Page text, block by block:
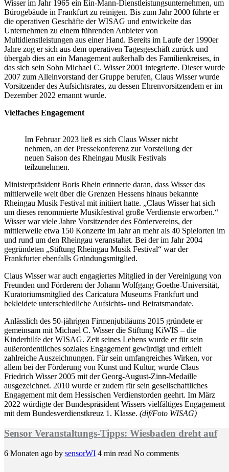
Wisser im Jahr 1965 ein Ein-Mann-Dienstleistungsunternehmen, um
Bürogebäude in Frankfurt zu reinigen. Bis zum Jahr 2000 führte er
die operativen Geschäfte der WISAG und entwickelte das
Unternehmen zu einem führenden Anbieter von
Multidienstleistungen aus einer Hand. Bereits im Laufe der 1990er
Jahre zog er sich aus dem operativen Tagesgeschäft zurück und
übergab dies an ein Management außerhalb des Familienkreises, in
das sich sein Sohn Michael C. Wisser 2001 integrierte. Dieser wurde
2007 zum Alleinvorstand der Gruppe berufen, Claus Wisser wurde
Vorsitzender des Aufsichtsrates, zu dessen Ehrenvorsitzendem er im
Dezember 2022 ernannt wurde.
Vielfaches Engagement
Im Februar 2023 ließ es sich Claus Wisser nicht
nehmen, an der Pressekonferenz zur Vorstellung der
neuen Saison des Rheingau Musik Festivals
teilzunehmen.
Ministerpräsident Boris Rhein erinnerte daran, dass Wisser das
mittlerweile weit über die Grenzen Hessens hinaus bekannte
Rheingau Musik Festival mit initiiert hatte. „Claus Wisser hat sich
um dieses renommierte Musikfestival große Verdienste erworben.“
Wisser war viele Jahre Vorsitzender des Fördervereins, der
mittlerweile etwa 150 Konzerte im Jahr an mehr als 40 Spielorten im
und rund um den Rheingau veranstaltet. Bei der im Jahr 2004
gegründeten „Stiftung Rheingau Musik Festival“ war der
Frankfurter ebenfalls Gründungsmitglied.
Claus Wisser war auch engagiertes Mitglied in der Vereinigung von
Freunden und Förderern der Johann Wolfgang Goethe-Universität,
Kuratoriumsmitglied des Caricatura Museums Frankfurt und
bekleidete unterschiedliche Aufsichts- und Beiratsmandate.
Anlässlich des 50-jährigen Firmenjubiläums 2015 gründete er
gemeinsam mit Michael C. Wisser die Stiftung KiWIS – die
Kinderhilfe der WISAG. Zeit seines Lebens wurde er für sein
außerordentliches soziales Engagement gewürdigt und erhielt
zahlreiche Auszeichnungen. Für sein umfangreiches Wirken, vor
allem bei der Förderung von Kunst und Kultur, wurde Claus
Friedrich Wisser 2005 mit der Georg-August-Zinn-Medaille
ausgezeichnet. 2010 wurde er zudem für sein gesellschaftliches
Engagement mit dem Hessischen Verdienstorden geehrt. Im März
2022 würdigte der Bundespräsident Wissers vielfältiges Engagement
mit dem Bundesverdienstkreuz 1. Klasse. (dif/Foto WISAG)
Sensor Veranstaltungs-Tipps: Wiesbaden dreht auf
6 Monaten ago by sensorWI 4 min read No comments